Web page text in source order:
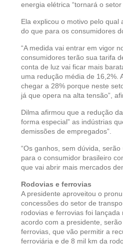
energia elétrica “tornará o
Ela explicou o motivo pelo
do que para os consumidores
“A medida vai entrar em vigor
consumidores terão sua tarifa
conta de luz vai ficar mais
uma redução média de 16,2%.
chegar a 28% porque neste
já que opera na alta tensão”,
Dilma afirmou que a redução
forma especial” as indústrias
demissões de empregados”.
“Os ganhos, sem dúvida,
para o consumidor brasileiro
que vai abrir mais mercados
Rodovias e ferrovias
A presidente aproveitou o
concessões do setor de
rodovias e ferrovias foi
acordo com a presidente,
ferrovias, que vão permitir a
ferroviária e de 8 mil km da